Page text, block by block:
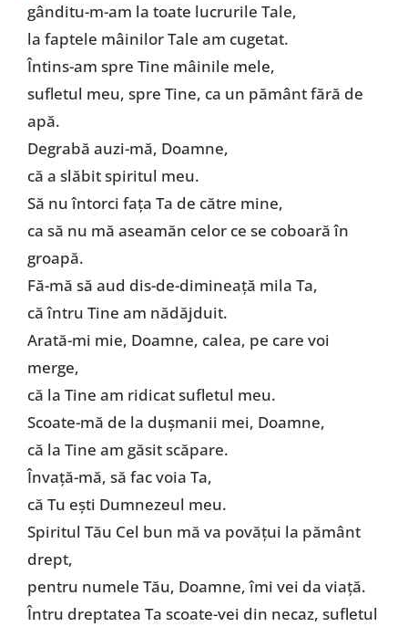
gânditu-m-am la toate lucrurile Tale,
la faptele mâinilor Tale am cugetat.
Întins-am spre Tine mâinile mele,
sufletul meu, spre Tine, ca un pământ fără de
apă.
Degrabă auzi-mă, Doamne,
că a slăbit spiritul meu.
Să nu întorci fața Ta de către mine,
ca să nu mă aseamăn celor ce se coboară în
groapă.
Fă-mă să aud dis-de-dimineață mila Ta,
că întru Tine am nădăjduit.
Arată-mi mie, Doamne, calea, pe care voi
merge,
că la Tine am ridicat sufletul meu.
Scoate-mă de la dușmanii mei, Doamne,
că la Tine am găsit scăpare.
Învață-mă, să fac voia Ta,
că Tu ești Dumnezeul meu.
Spiritul Tău Cel bun mă va povățui la pământ
drept,
pentru numele Tău, Doamne, îmi vei da viață.
Întru dreptatea Ta scoate-vei din necaz, sufletul